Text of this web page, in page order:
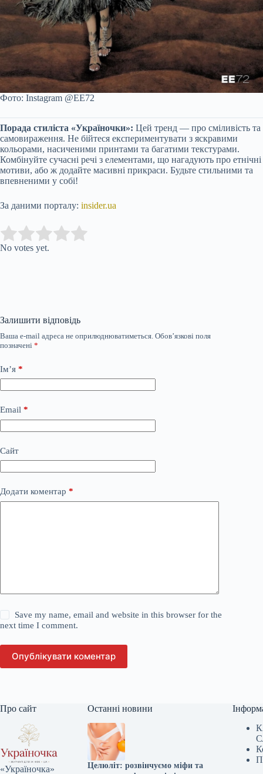
Фото: Instagram @EE72
Порада стиліста «Україночки»: Цей тренд — про сміливість та
самовираження. Не бійтеся експериментувати з яскравими
кольорами, насиченими принтами та багатими текстурами.
Комбінуйте сучасні речі з елементами, що нагадують про етнічні
мотиви, або ж додайте масивні прикраси. Будьте стильними та
впевненими у собі!
За даними порталу: insider.ua
Rate this item:
No votes yet.
Залишити відповідь
Ваша e-mail адреса не оприлюднюватиметься. Обов’язкові поля
позначені *
Ім’я *
Email *
Сайт
Додати коментар *
Save my name, email and website in this browser for the
next time I comment.
Опублікувати коментар
Про сайт
«Україночка»
Останні новини
Целюліт: розвінчуємо міфи та